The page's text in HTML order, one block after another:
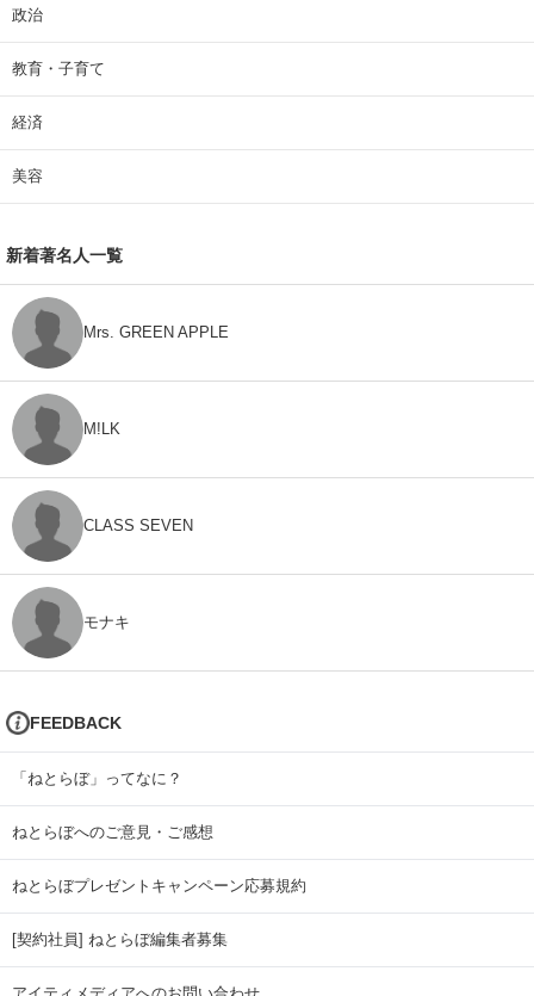
政治
教育・子育て
経済
美容
新着著名人一覧
Mrs. GREEN APPLE
M!LK
CLASS SEVEN
モナキ
FEEDBACK
「ねとらぼ」ってなに？
ねとらぼへのご意見・ご感想
ねとらぼプレゼントキャンペーン応募規約
[契約社員] ねとらぼ編集者募集